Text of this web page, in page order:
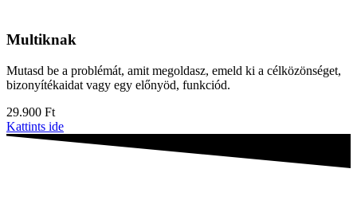
Multiknak
Mutasd be a problémát, amit megoldasz, emeld ki a célközönséget,
bizonyítékaidat vagy egy előnyöd, funkciód.
29.900 Ft
Kattints ide